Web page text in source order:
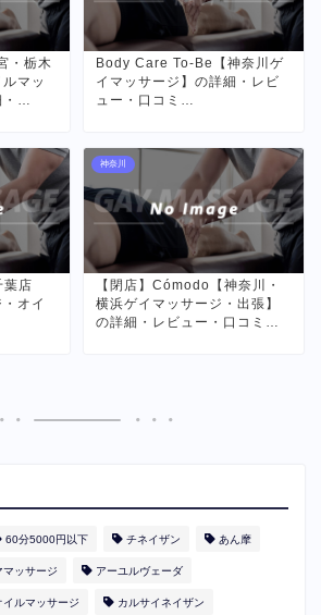
・栃木
マッ
・…
Body Care To-Be【神奈川ゲ
イマッサージ】の詳細・レビ
ュー・口コミ…
葉店
オイ
神奈川
【閉店】Cómodo【神奈川・
横浜ゲイマッサージ・出張】
の詳細・レビュー・口コミ…
60分5000円以下 ​チネイザン あん摩
マッサージ アーユルヴェーダ
イルマッサージ カルサイネイザン